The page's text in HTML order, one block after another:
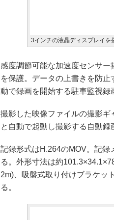
3インチの液晶ディスプレイを
感度調節可能な加速度センサ
を保護。データの上書きを防
動で録画を開始する駐車監視録
撮影した映像ファイルの撮影
と自動で起動し撮影する自動録
記録形式はH.264のMOV。記
る。外形寸法は約
2m)、吸盤式取り付けブラケッ
る。